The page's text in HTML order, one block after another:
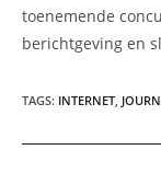
toenemende
berichtgeving en
TAGS: INTERNET